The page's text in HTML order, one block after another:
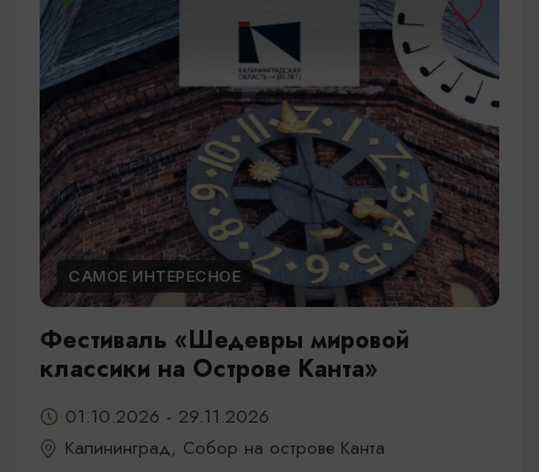
САМОЕ ИНТЕРЕСНОЕ
Фестиваль «Шедевры мировой
классики на Острове Канта»
01.10.2026 - 29.11.2026
Калининград, Собор на острове Канта